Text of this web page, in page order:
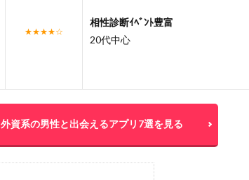
★★★★☆
相性診断ｲﾍﾞﾝﾄ豊富
20代中心
外資系の男性と出会えるアプリ7選を見る